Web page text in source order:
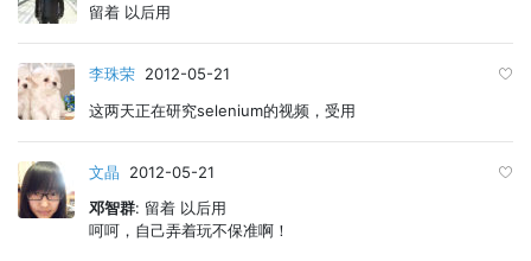
留着 以后用
李珠荣 2012-05-21
这两天正在研究selenium的视频，受用
文晶 2012-05-21
邓智群: 留着 以后用
呵呵，自己弄着玩不保准啊！